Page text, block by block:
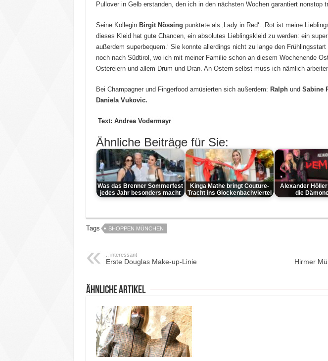
Pullover in Gelb erstanden, den ich in den nächsten Wochen garantiert nonstop
Seine Kollegin Birgit Nössing punktete als ‚Lady in Red‘: ‚Rot ist meine
dieses Kleid hat gute Chancen, ein absolutes Lieblingskleid zu werden: ein
außerdem superbequem.‘ Sie konnte allerdings nicht zu lange den Frühlingsstart
noch nach Südtirol, wo ich mit meiner Familie schon an diesem Wochenende
Ostereiern und allem Drum und Dran. An Ostern selbst muss ich nämlich
Bei Champagner und Fingerfood amüsierten sich außerdem: Ralph undSabine
Daniela Vukovic.
Text: Andrea Vodermayr
Ähnliche Beiträge für Sie:
Was das Brenner Sommerfest
jedes Jahr besonders macht
Kinga Mathe bringt Couture-
Tracht ins Glockenbachviertel
Alexander
die
Tags SHOPPEN MÜNCHEN
.. interessant
Erste Douglas Make-up-Linie
Hirmer
ähnliche Artikel